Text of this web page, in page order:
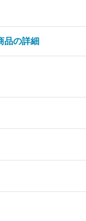
堺
育
品の詳細